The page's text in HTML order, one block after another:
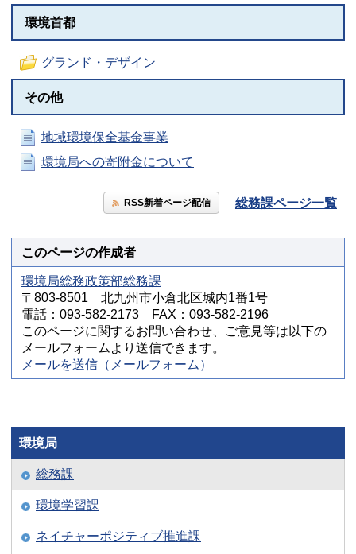
環境首都
グランド・デザイン
その他
地域環境保全基金事業
環境局への寄附金について
RSS新着ページ配信 総務課ページ一覧
このページの作成者
環境局総務政策部総務課
〒803-8501 北九州市小倉北区城内1番1号
電話：093-582-2173 FAX：093-582-2196
このページに関するお問い合わせ、ご意見等は以下の
メールフォームより送信できます。
メールを送信（メールフォーム）
環境局
総務課
環境学習課
ネイチャーポジティブ推進課